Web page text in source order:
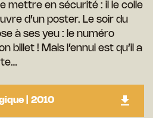
mettre en sécurité : il le colle
d’un poster. Le soir du
à ses yeu : le numéro
billet ! Mais l’ennui est qu’il a
| 2010